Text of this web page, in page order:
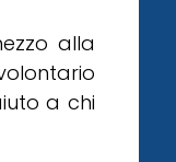
alla
a chi